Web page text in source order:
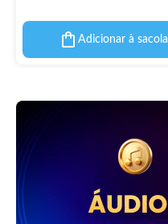
Adicionar à sacola